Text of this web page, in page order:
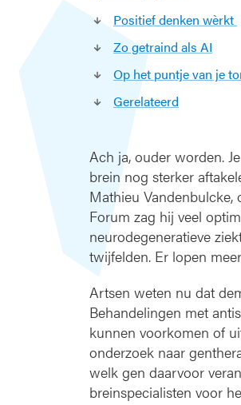
Positief denken wèrkt
Zo getraind als AI
Op het puntje van je
Gerelateerd
Ach ja, ouder worden.
brein nog sterker
Mathieu Vandenbulcke,
Forum zag hij veel
neurodegeneratieve
twijfelden. Er lopen
Artsen weten nu dat
Behandelingen met
kunnen voorkomen of
onderzoek naar
welk gen daarvoor
breinspecialisten voor